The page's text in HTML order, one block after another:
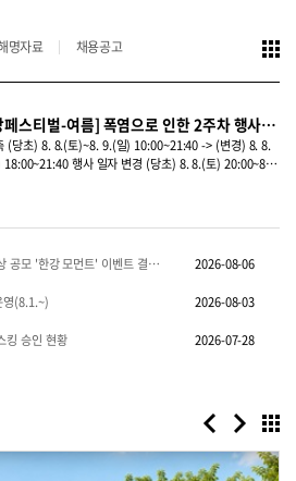
[2026 한강페스티벌-여름] 폭염으로 인한 2주차 행사 변경 안내
(당초) 8. 8.(토)~8. 9.(일) 10:00~21:40 -> (변경) 8. 8.
변경 (당초) 8. 8.(토) 20:00~8.
-> (변경) 8. 15.(토) 20:00~8. 16.(일) 다음날
2026 한강 다리밑 영화제 사진 영상 공모 '한강 모먼트' 이벤트 결과발표 2026-08-06
영(8.1.~) 2026-08-03
킹 승인 현황 2026-07-28
명자료 채용공고